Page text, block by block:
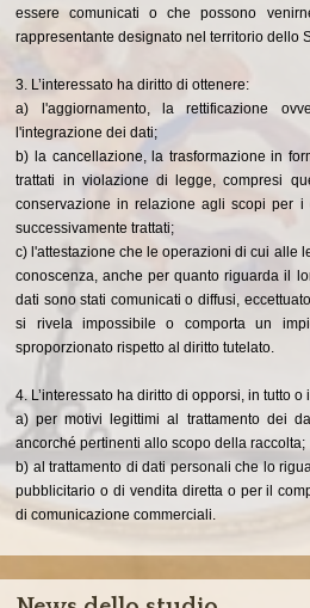
essere comunicati o che possono
rappresentante designato nel territorio dello
3. L’interessato ha diritto di ottenere:
a) l'aggiornamento, la rettificazione
l'integrazione dei dati;
b) la cancellazione, la trasformazione in
trattati in violazione di legge, compresi
conservazione in relazione agli scopi per
successivamente trattati;
c) l'attestazione che le operazioni di cui alle
conoscenza, anche per quanto riguarda il
dati sono stati comunicati o diffusi,
si rivela impossibile o comporta un
sproporzionato rispetto al diritto tutelato.
4. L’interessato ha diritto di opporsi, in tutto o
a) per motivi legittimi al trattamento dei
ancorché pertinenti allo scopo della raccolta;
b) al trattamento di dati personali che lo
pubblicitario o di vendita diretta o per il
di comunicazione commerciali.